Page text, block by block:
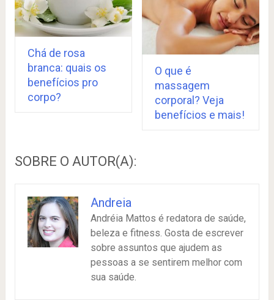
Chá de rosa
branca: quais os
benefícios pro
corpo?
O que é
massagem
corporal? Veja
benefícios e mais!
SOBRE O AUTOR(A):
Andreia
Andréia Mattos é redatora de saúde,
beleza e fitness. Gosta de escrever
sobre assuntos que ajudem as
pessoas a se sentirem melhor com
sua saúde.